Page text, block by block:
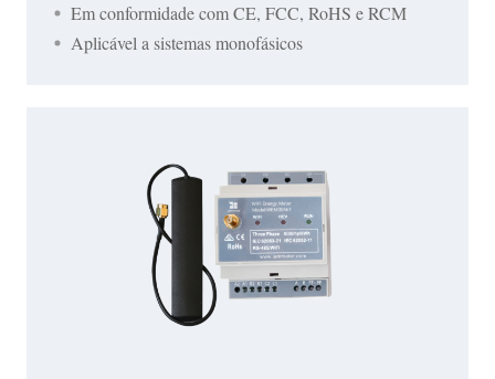
Em conformidade com CE, FCC, RoHS e RCM
Aplicável a sistemas monofásicos